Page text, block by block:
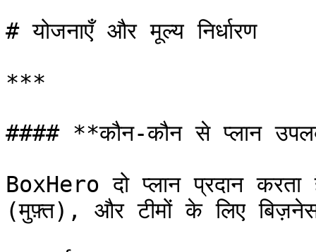
# योजनाएँ और मूल्य निर्धारण
***
#### **कौन-कौन से प्लान
BoxHero दो प्लान प्रदान
(मुफ़्त), और टीमों के लिए